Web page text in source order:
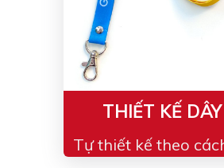
THIẾT KẾ
Tự thiết kế theo